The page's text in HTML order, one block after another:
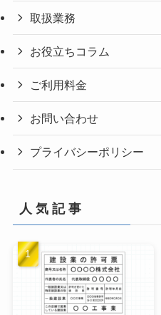
取扱業務
お役立ちコラム
ご利用料金
お問い合わせ
プライバシーポリシー
人 気 記 事